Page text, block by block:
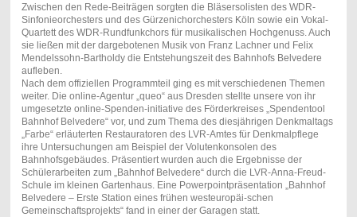
Zwischen den Rede-Beiträgen sorgten die Bläsersolisten des WDR-
Sinfonieorchesters und des Gürzenichorchesters Köln sowie ein Vokal-
Quartett des WDR-Rundfunkchors für musikalischen Hochgenuss. Auch
sie ließen mit der dargebotenen Musik von Franz Lachner und Felix
Mendelssohn-Bartholdy die Entstehungszeit des Bahnhofs Belvedere
aufleben.
Nach dem offiziellen Programmteil ging es mit verschiedenen Themen
weiter. Die online-Agentur „queo“ aus Dresden stellte unsere von ihr
umgesetzte online-Spenden-initiative des Förderkreises „Spendentool
Bahnhof Belvedere“ vor, und zum Thema des diesjährigen Denkmaltags
„Farbe“ erläuterten Restauratoren des LVR-Amtes für Denkmalpflege
ihre Untersuchungen am Beispiel der Volutenkonsolen des
Bahnhofsgebäudes. Präsentiert wurden auch die Ergebnisse der
Schülerarbeiten zum „Bahnhof Belvedere“ durch die LVR-Anna-Freud-
Schule im kleinen Gartenhaus. Eine Powerpointpräsentation „Bahnhof
Belvedere – Erste Station eines frühen westeuropäi-schen
Gemeinschaftsprojekts“ fand in einer der Garagen statt.